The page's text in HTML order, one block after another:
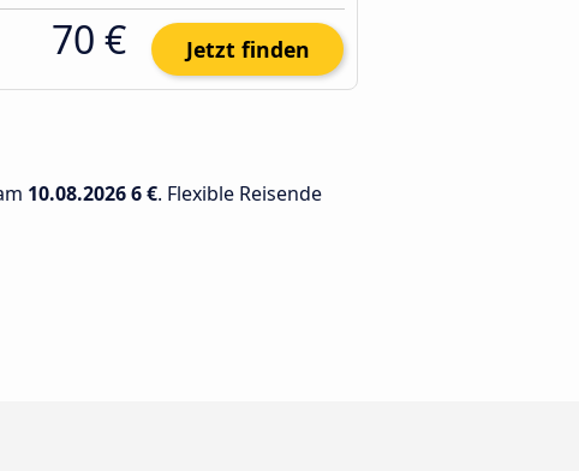
70 € Jetzt finden
10.08.20266 €. Flexible Reisende